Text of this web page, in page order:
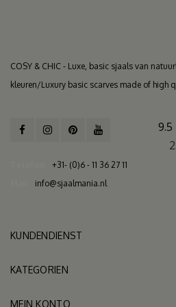
COSY & CHIC - Luxe, basic sjaals van
kleuren/Luxury basic scarves made of high
+31- (0)6 - 11 36 27 11
info@sjaalmania.nl
9.5
KUNDENDIENST
KATEGORIEN
MEIN KONTO